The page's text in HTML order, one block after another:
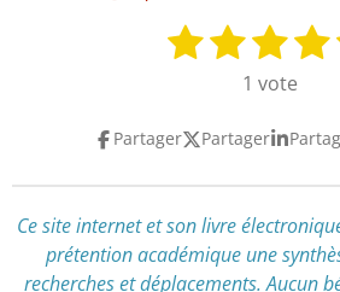
a
1
o
i
l
e
2
o
i
l
e
3
é
o
i
l
e
4
é
o
i
l
e
1 vote
Partager Partager
Ce site internet et son livre
prétention académique une
recherches et déplacements.Aucun